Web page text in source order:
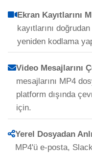
Ekran Kayıtlarını
kayıtlarını
yeniden kodlama
Video Mesajlarını
mesajlarını MP4
platform dışında
için.
Yerel Dosyadan
MP4'ü e-posta,